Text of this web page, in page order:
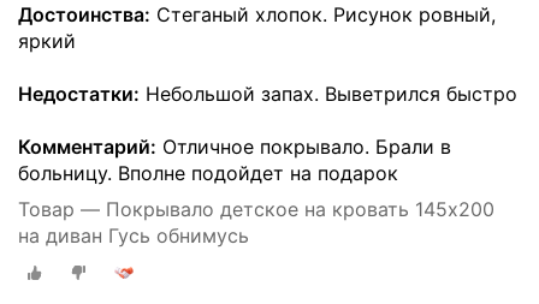
Достоинства: Стеганый хлопок. Рисунок ровный,
яркий
Недостатки: Небольшой запах. Выветрился быстро
Комментарий: Отличное покрывало. Брали в
больницу. Вполне подойдет на подарок
Товар — Покрывало детское на кровать 145х200
на диван Гусь обнимусь